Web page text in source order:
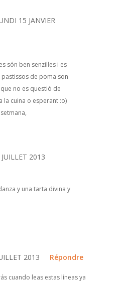
15 JANVIER
són ben senzilles i es
pastissos de poma son
no es questió de
la cuina o esperant :o)
2013
y una tarta divina y
2013 Répondre
cuando leas estas líneas ya